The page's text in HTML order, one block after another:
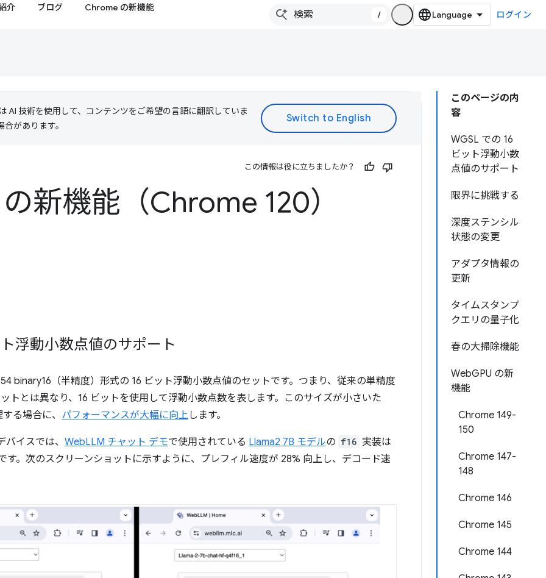
介 ブログ Chrome の新機能
/ ログイン
このページの内
容
WGSL での 16
ビット浮動小数
点値のサポート
限界に挑戦する
深度ステンシル
状態の変更
アダプタ情報の
更新
タイムスタンプ
クエリの量子化
春の大掃除機能
WebGPU の新
機能
Chrome 149-
150
Chrome 147-
148
Chrome 146
Chrome 145
Chrome 144
AI 技術を使用して、コンテンツをご希望の言語に翻訳していま
があります。
この情報は役に立ちましたか？
新機能（Chrome 120）
浮動小数点値のサポート
binary16（半精度）形式の 16 ビット浮動小数点値のセットです。つまり、従来の単精度
トとは異なり、16 ビットを使用して浮動小数点数を表します。このサイズが小さいた
る場合に、 パフォーマンスが大幅に向上します。
イスでは、 WebLLM チャット デモで使用されている Llama2 7B モデルの f16 実装は
す。次のスクリーンショットに示すように、プレフィル速度が 28% 向上し、デコード速